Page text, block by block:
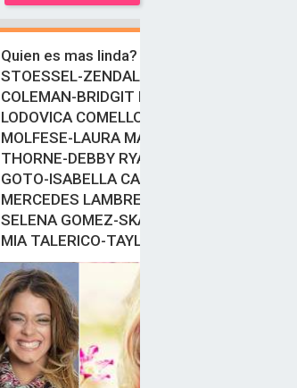
Quien es mas linda? MARTINA
STOESSEL-ZENDALLA
COLEMAN-BRIDGIT MENDLER-
LODOVICA COMELLO-CANDELARIA
MOLFESE-LAURA MARANO-BELLA
THORNE-DEBBY RYAN-PAULINA
GOTO-ISABELLA CASTILLO-
MERCEDES LAMBRE-PEYTON LIST-
SELENA GOMEZ-SKAY JACKSON-
MIA TALERICO-TAYLOR SWIFT.